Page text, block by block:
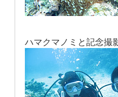
ハマクマノミと記念撮